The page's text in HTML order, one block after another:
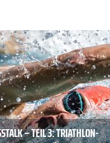
– TEIL 3: TRIATHLON-